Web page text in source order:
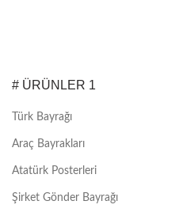
# ÜRÜNLER 1
Türk Bayrağı
Araç Bayrakları
Atatürk Posterleri
Şirket Gönder Bayrağı